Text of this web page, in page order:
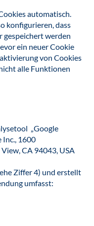
automatisch.
konfigurieren, dass
gespeichert werden
ein neuer Cookie
von Cookies
alle Funktionen
„Google
Inc., 1600
CA 94043, USA
Ziffer 4) und erstellt
umfasst: